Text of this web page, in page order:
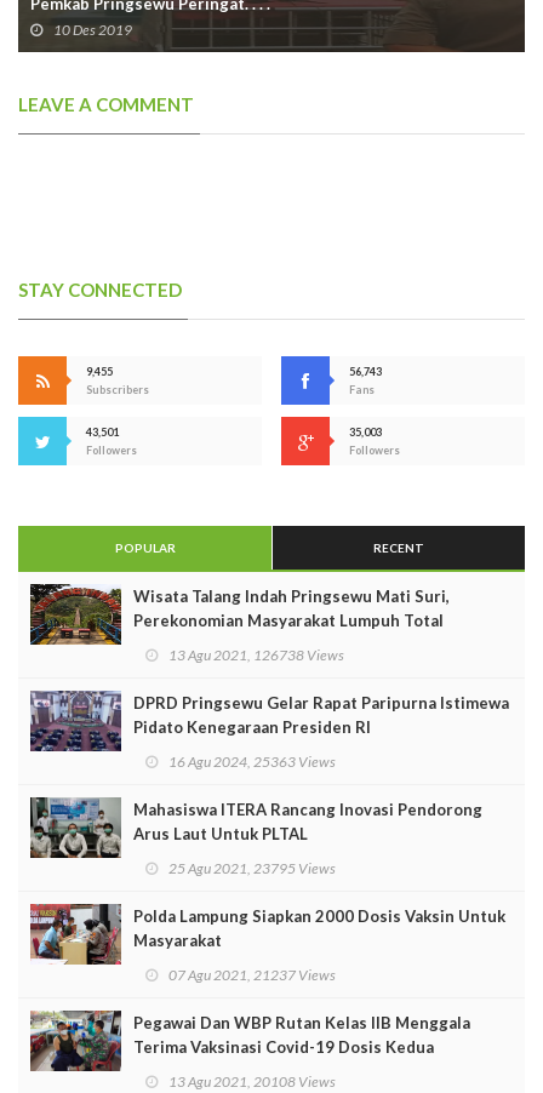
Pemkab Pringsewu Peringat. . . .
10 Des 2019
LEAVE A COMMENT
STAY CONNECTED
9,455
Subscribers
56,743
Fans
43,501
Followers
35,003
Followers
POPULAR RECENT
Wisata Talang Indah Pringsewu Mati Suri,
Perekonomian Masyarakat Lumpuh Total
13 Agu 2021, 126738 Views
DPRD Pringsewu Gelar Rapat Paripurna Istimewa
Pidato Kenegaraan Presiden RI
16 Agu 2024, 25363 Views
Mahasiswa ITERA Rancang Inovasi Pendorong
Arus Laut Untuk PLTAL
25 Agu 2021, 23795 Views
Polda Lampung Siapkan 2000 Dosis Vaksin Untuk
Masyarakat
07 Agu 2021, 21237 Views
Pegawai Dan WBP Rutan Kelas IIB Menggala
Terima Vaksinasi Covid-19 Dosis Kedua
13 Agu 2021, 20108 Views